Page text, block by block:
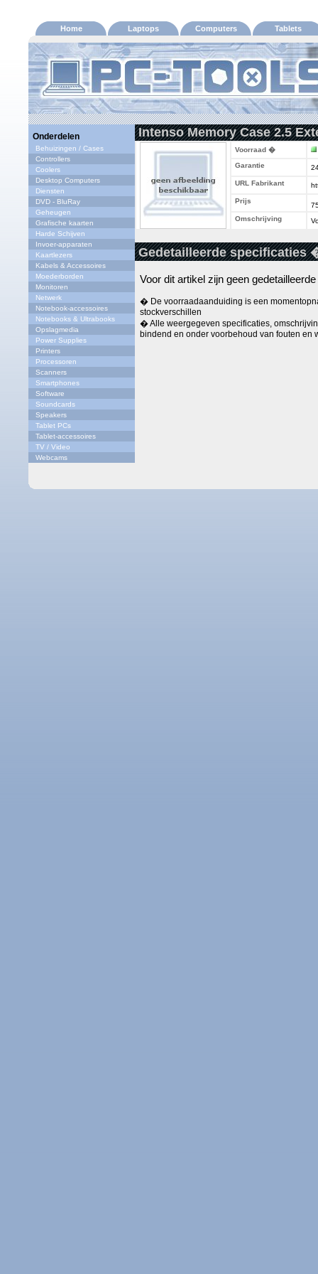
Home Laptops Computers Tablets
Onderdelen
Behuizingen / Cases
Controllers
Coolers
Desktop Computers
Diensten
DVD - BluRay
Geheugen
Grafische kaarten
Harde Schijven
Invoer-apparaten
Kaartlezers
Kabels & Accessoires
Moederborden
Monitoren
Netwerk
Notebook-accessoires
Notebooks & Ultrabooks
Opslagmedia
Power Supplies
Printers
Processoren
Scanners
Smartphones
Software
Soundcards
Speakers
Tablet PCs
Tablet-accessoires
TV / Video
Webcams
Intenso Memory Case 2.5
Voorraad �
Garantie
URL Fabrikant
Prijs
Omschrijving
Gedetailleerde specificaties
Voor dit artikel zijn geen
� De voorraadaanduiding is een
stockverschillen
� Alle weergegeven specificaties,
bindend en onder voorbehoud van fouten en